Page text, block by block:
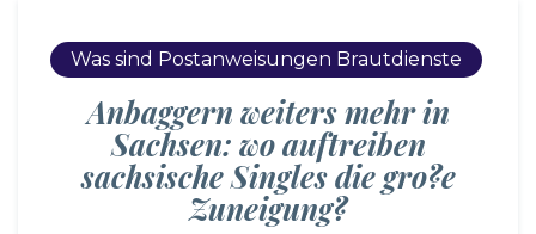
Was sind Postanweisungen Brautdienste
Anbaggern weiters mehr in
Sachsen: wo auftreiben
sachsische Singles die gro?e
Zuneigung?